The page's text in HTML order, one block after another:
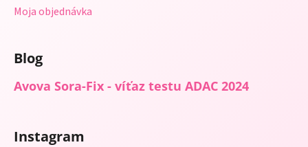
Moja objednávka
Blog
Avova Sora-Fix - víťaz testu ADAC 2024
Instagram